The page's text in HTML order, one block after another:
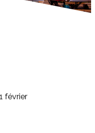
février